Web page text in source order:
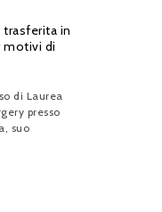
trasferita in
motivi di
di Laurea
presso
suo